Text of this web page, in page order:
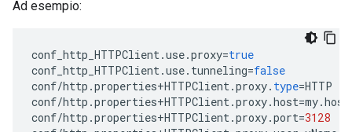
Ad esempio:
conf_http_HTTPClient.use.proxy=true
conf_http_HTTPClient.use. tunneling=false
conf/http .properties+HTTPClient.proxy. type=HTTP
conf/http .properties+HTTPClient.proxy.host=my.host
conf/http .properties+HTTPClient.proxy.port=3128